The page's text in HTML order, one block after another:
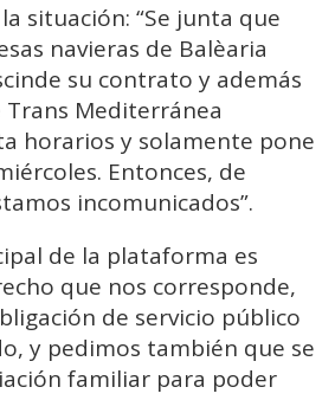
situación: “Se junta que
navieras de Balèaria
su contrato y además
Trans Mediterránea
horarios y solamente pone
Entonces, de
incomunicados”.
de la plataforma es
que nos corresponde,
de servicio público
y pedimos también que se
familiar para poder